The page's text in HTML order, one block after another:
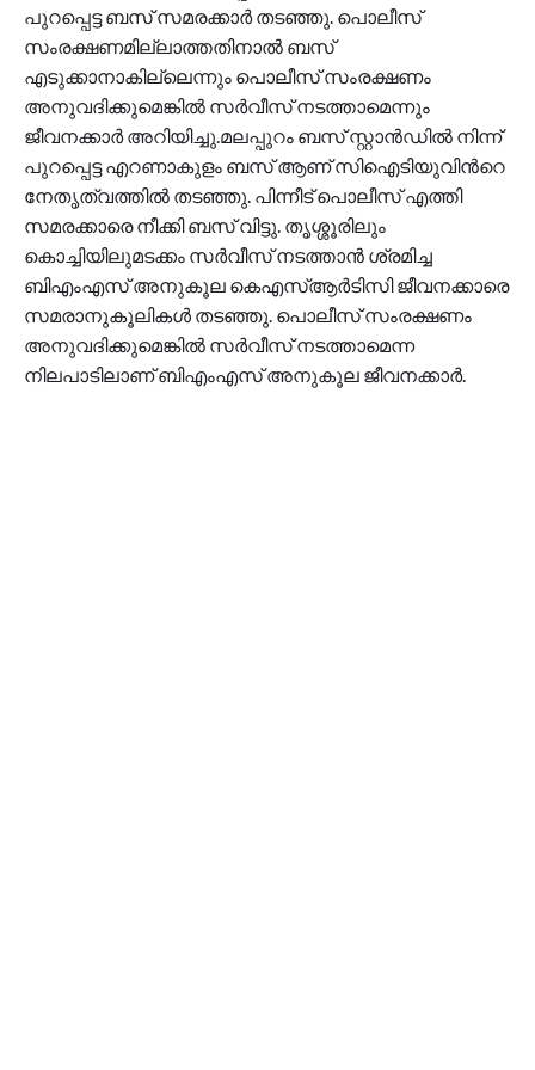
പുറപ്പെട്ട ബസ് സമരക്കാർ തടഞ്ഞു. പൊലീസ്
സംരക്ഷണമില്ലാത്തതിനാൽ ബസ്
എടുക്കാനാകില്ലെന്നും പൊലീസ് സംരക്ഷണം
അനുവദിക്കുമെങ്കിൽ സർവീസ് നടത്താമെന്നും
ജീവനക്കാർ അറിയിച്ചു.മലപ്പുറം ബസ് സ്റ്റാൻഡിൽ നിന്ന്
പുറപ്പെട്ട എറണാകുളം ബസ് ആണ് സിഐടിയുവിന്‍റെ
നേതൃത്വത്തിൽ തടഞ്ഞു. പിന്നീട് പൊലീസ് എത്തി
സമരക്കാരെ നീക്കി ബസ് വിട്ടു. തൃശ്ശൂരിലും
കൊച്ചിയിലുമടക്കം സർവീസ് നടത്താൻ ശ്രമിച്ച
ബിഎംഎസ് അനുകൂല കെഎസ്ആർടിസി ജീവനക്കാരെ
സമരാനുകൂലികൾ തടഞ്ഞു. പൊലീസ് സംരക്ഷണം
അനുവദിക്കുമെങ്കിൽ സർവീസ് നടത്താമെന്ന
നിലപാടിലാണ് ബിഎംഎസ് അനുകൂല ജീവനക്കാർ.